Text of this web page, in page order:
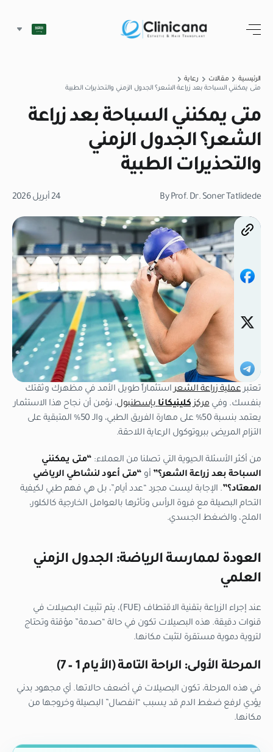
الرئيسية مقالات
رعاية
متى يمكنني السباحة بعد زراعة الشعر؟ الجدول الزمني والتحذيرات الطبية
متى يمكنني السباحة بعد زراعة
الشعر؟ الجدول الزمني
والتحذيرات الطبية
By Prof. Dr. Soner Tatlidede 24 أبريل 2026
تعتبرعملية زراعة الشعراستثماراً طويل الأمد في مظهرك وثقتك
بنفسك. وفيمركزكلينيكانابإسطنبول، نؤمن أن نجاح هذا الاستثمار
يعتمد بنسبة 50% على مهارة الفريق الطبي، والـ 50% المتبقية على
التزام المريض ببروتوكول الرعاية اللاحقة.
من أكثر الأسئلة الحيوية التي تصلنا من العملاء: “متى يمكنني
السباحة بعد زراعة الشعر؟” أو “متى أعود لنشاطي الرياضي
المعتاد؟”. الإجابة ليست مجرد “عدد أيام”، بل هي فهم طبي لكيفية
التحام البصيلة مع فروة الرأس وتأثرها بالعوامل الخارجية كالكلور،
الملح، والضغط الجسدي.
العودة لممارسة الرياضة: الجدول الزمني
العلمي
عند إجراء الزراعة بتقنية الاقتطاف (FUE)، يتم تثبيت البصيلات في
قنوات دقيقة. هذه البصيلات تكون في حالة “صدمة” مؤقتة وتحتاج
لتروية دموية مستقرة لتثبت مكانها.
المرحلة الأولى: الراحة التامة (الأيام 1 – 7)
في هذه المرحلة، تكون البصيلات في أضعف حالاتها. أي مجهود بدني
يؤدي لرفع ضغط الدم قد يسبب “انفصال” البصيلة وخروجها من
مكانها.